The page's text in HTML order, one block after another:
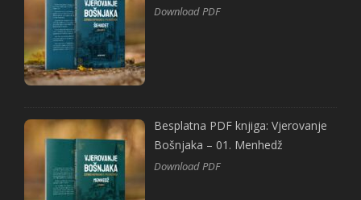
Download PDF
Besplatna PDF knjiga: Vjerovanje
Bošnjaka – 01. Menhedž
Download PDF